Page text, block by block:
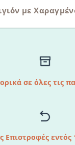
με
σε όλες τις
Επιστροφές